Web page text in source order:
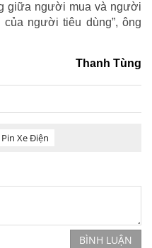
giữa người mua và người
người tiêu dùng”, ông
Thanh Tùng
Xe Điện
BÌNH LUẬN